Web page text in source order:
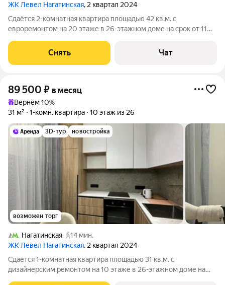
ЖК Левел Нагатинская, 2 квартал 2024
Сдаётся 2-комнатная квартира площадью 42 кв.м. с
евроремонтом на 20 этаже в 26-этажном доме на срок от 11
Сушильная машина Холодильник Посудомоечная машина
Кондиционер Микроволновка Дом
Снять Чат
89 500 ₽ в месяц
Вернём 10%
31 м²
1-комн. квартира 10 этаж из 26
3D-тур новостройка
возможен торг
Нагатинская
14 мин.
ЖК Левел Нагатинская, 2 квартал 2024
Сдаётся 1-комнатная квартира площадью 31 кв.м. с
дизайнерским ремонтом на 10 этаже в 26-этажном доме на